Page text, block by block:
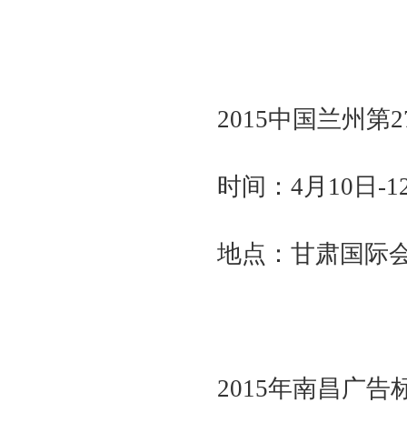
2015中国兰州第
时间：4月10日-
地点：甘肃国际
2015年南昌广